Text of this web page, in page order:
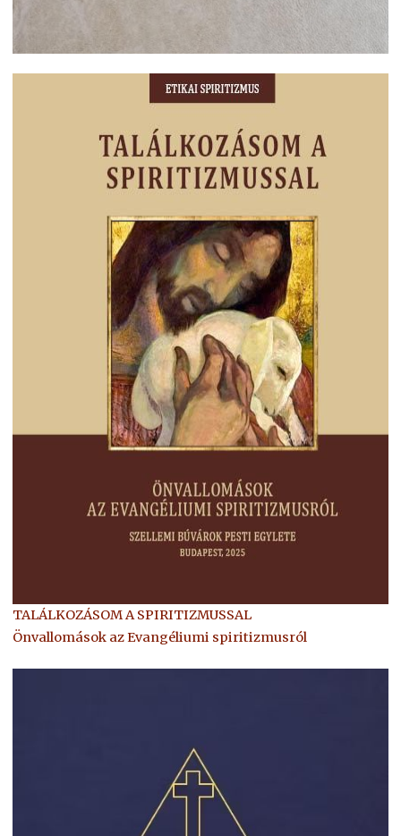
TALÁLKOZÁSOM A SPIRITIZMUSSAL
Önvallomások az Evangéliumi spiritizmusról